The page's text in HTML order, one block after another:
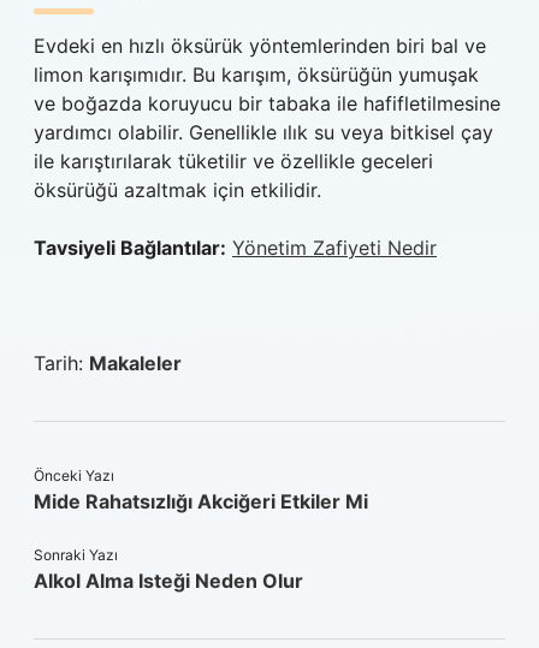
Evdeki en hızlı öksürük yöntemlerinden biri bal ve
limon karışımıdır. Bu karışım, öksürüğün yumuşak
ve boğazda koruyucu bir tabaka ile hafifletilmesine
yardımcı olabilir. Genellikle ılık su veya bitkisel çay
ile karıştırılarak tüketilir ve özellikle geceleri
öksürüğü azaltmak için etkilidir.
Tavsiyeli Bağlantılar: Yönetim Zafiyeti Nedir
Tarih: Makaleler
Önceki Yazı
Mide Rahatsızlığı Akciğeri Etkiler Mi
Sonraki Yazı
Alkol Alma Isteği Neden Olur